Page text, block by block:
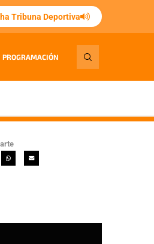
Tribuna Deportiva
PROGRAMACIÓN